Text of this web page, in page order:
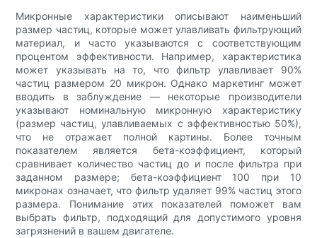
Микронные характеристики описывают наименьший
размер частиц, которые может улавливать фильтрующий
материал, и часто указываются с соответствующим
процентом эффективности. Например, характеристика
может указывать на то, что фильтр улавливает 90%
частиц размером 20 микрон. Однако маркетинг может
вводить в заблуждение — некоторые производители
указывают номинальную микронную характеристику
(размер частиц, улавливаемых с эффективностью 50%),
что не отражает полной картины. Более точным
показателем является бета-коэффициент, который
сравнивает количество частиц до и после фильтра при
заданном размере; бета-коэффициент 100 при 10
микронах означает, что фильтр удаляет 99% частиц этого
размера. Понимание этих показателей поможет вам
выбрать фильтр, подходящий для допустимого уровня
загрязнений в вашем двигателе.